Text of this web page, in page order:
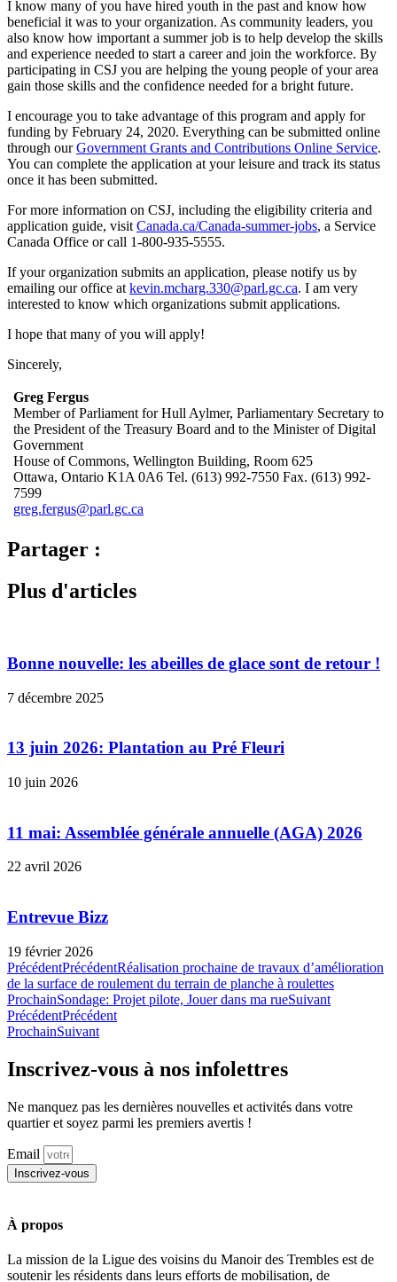
I know many of you have hired youth in the past and know how
beneficial it was to your organization. As community leaders, you
also know how important a summer job is to help develop the skills
and experience needed to start a career and join the workforce. By
participating in CSJ you are helping the young people of your area
gain those skills and the confidence needed for a bright future.
I encourage you to take advantage of this program and apply for
funding by February 24, 2020. Everything can be submitted online
through ourGovernment Grants and Contributions Online Service.
You can complete the application at your leisure and track its status
once it has been submitted.
For more information on CSJ, including the eligibility criteria and
application guide, visitCanada.ca/Canada-summer-jobs, a Service
Canada Office or call 1-800-935-5555.
If your organization submits an application, please notify us by
emailing our office atkevin.mcharg.330@parl.gc.ca. I am very
interested to know which organizations submit applications.
I hope that many of you will apply!
Sincerely,
Greg Fergus
Member of Parliament for Hull Aylmer, Parliamentary Secretary to
the President of the Treasury Board and to the Minister of Digital
Government
House of Commons, Wellington Building, Room 625
Ottawa, Ontario K1A 0A6 Tel. (613) 992-7550 Fax. (613) 992-
7599
greg.fergus@parl.gc.ca
Partager :
Plus d'articles
Bonne nouvelle: les abeilles de glace sont de retour !
7 décembre 2025
13 juin 2026: Plantation au Pré Fleuri
10 juin 2026
11 mai: Assemblée générale annuelle (AGA) 2026
22 avril 2026
Entrevue Bizz
19 février 2026
PrécédentPrécédentRéalisation prochaine de travaux d’amélioration
de la surface de roulement du terrain de planche à roulettes
ProchainSondage: Projet pilote, Jouer dans ma rueSuivant
PrécédentPrécédent
ProchainSuivant
Inscrivez-vous à nos infolettres
Ne manquez pas les dernières nouvelles et activités dans votre
quartier et soyez parmi les premiers avertis !
Email
Inscrivez-vous
À propos
La mission de la Ligue des voisins du Manoir des Trembles est de
soutenir les résidents dans leurs efforts de mobilisation, de